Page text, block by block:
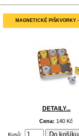
MAGNETICKÉ PIŠKVORKY
DETAILY...
Cena: 140 Kč
Kusů: